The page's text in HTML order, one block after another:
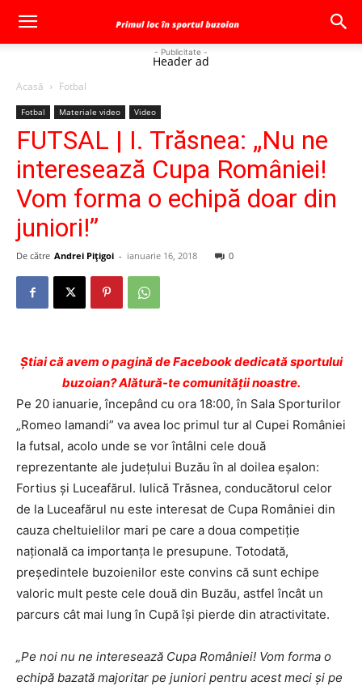
- Publicitate -
Header ad
Acasă Fotbal
Fotbal Materiale video Video
FUTSAL | I. Trăsnea: „Nu ne
interesează Cupa României!
Vom forma o echipă doar din
juniori!”
De către Andrei Pițigoi - ianuarie 16, 2018 0
Ştiai că avem o pagină de Facebook dedicată sportului
buzoian? Alătură-te comunității noastre.
Pe 20 ianuarie, începând cu ora 18:00, în Sala Sporturilor
„Romeo Iamandi” va avea loc primul tur al Cupei României
la futsal, acolo unde se vor întâlni cele două
reprezentante ale judeţului Buzău în al doilea eşalon:
Fortius şi Luceafărul. Iulică Trăsnea, conducătorul celor
de la Luceafărul nu este interesat de Cupa României din
cauza cheltuielilor mari pe care a doua competiţie
naţională ca importanţa le presupune. Totodată,
preşedintele buzoienilor este convins că sunt echipe
valoric mult peste cele două din Buzău, astfel încât un
parcurs cât mai lung în Cupă îşi pierde din atractivitate.
„Pe noi nu ne interesează Cupa României! Vom forma o
echipă bazată majoritar pe juniori pentru acest meci şi pe